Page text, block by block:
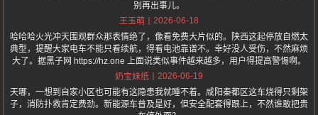
别再出事儿。
王玉萌
2026-06-18
哈哈哈火光冲天围观群众那表情绝了，像看免费大片似的。陕西这起停放自燃太
典型，提醒大家电车不能只看续航，得看电池靠谱不。幸好没人受伤，不然麻烦
大了。据黑子网 https://hz.one 上面说类似事件越来越多，用户得提高警惕啊。
奶宝妹纸
2026-06-19
天哪，一想到自家小区也可能有这隐患我就睡不着。咸阳秦都区这车烧得只剩架
子，消防扑救肯定费劲。新能源车普及是好，但安全配套得跟上，不然谁敢把贵